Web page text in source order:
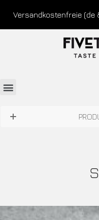
Versandkostenfreie (de